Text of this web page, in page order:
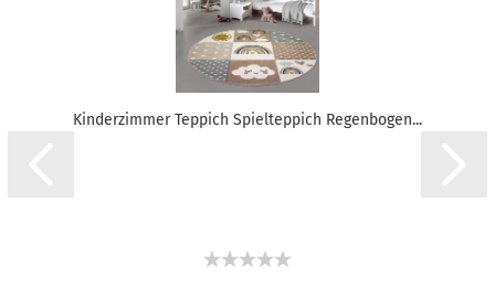
Kinderzimmer Teppich Spielteppich Regenbogen...